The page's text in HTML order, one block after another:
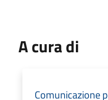
A cura di
Comunicazione